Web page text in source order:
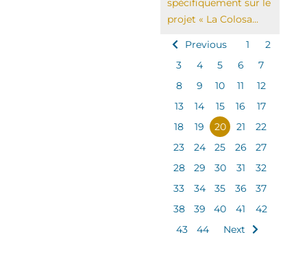
spécifiquement sur le
projet « La Colosa...
Previous 1
2
3
4 5 6
7
8
9 10 11
12
13
14 15 16
17
18
19 20 21
22
23
24 25 26
27
28
29 30 31
32
33
34 35 36
37
38
39 40 41
42
43
44 Next